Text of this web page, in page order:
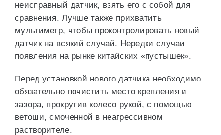
неисправный датчик, взять его с собой для
сравнения. Лучше также прихватить
мультиметр, чтобы проконтролировать новый
датчик на всякий случай. Нередки случаи
появления на рынке китайских «пустышек».
Перед установкой нового датчика необходимо
обязательно почистить место крепления и
зазора, прокрутив колесо рукой, с помощью
ветоши, смоченной в неагрессивном
растворителе.